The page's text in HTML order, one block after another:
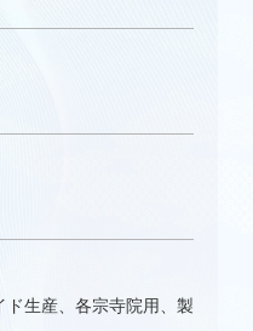
生産、各宗寺院用、製